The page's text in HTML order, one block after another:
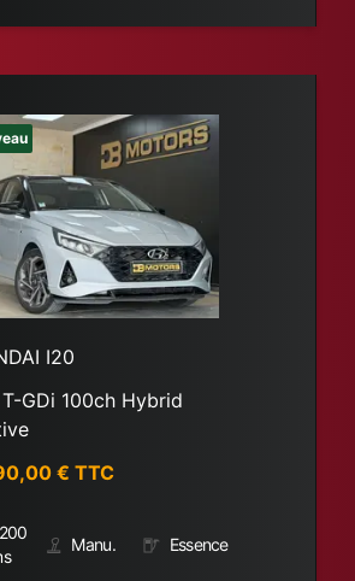
I20
T-GDi 100ch Hybrid
€ TTC
Manu. Essence